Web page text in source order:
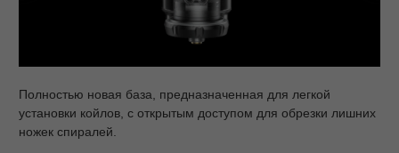
Полностью новая база, предназначенная для легкой
установки койлов, с открытым доступом для обрезки лишних
ножек спиралей.